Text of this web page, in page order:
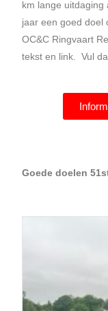
km lange
jaar een goed doel
OC&C Ringvaart
tekst en link. Vul
Goede doelen